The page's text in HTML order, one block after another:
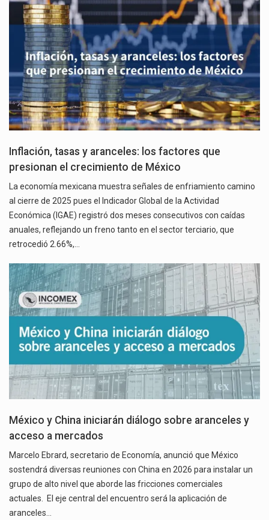
Inflación, tasas y aranceles: los factores que
presionan el crecimiento de México
La economía mexicana muestra señales de enfriamiento camino
al cierre de 2025 pues el Indicador Global de la Actividad
Económica (IGAE) registró dos meses consecutivos con caídas
anuales, reflejando un freno tanto en el sector terciario, que
retrocedió 2.66%,…
México y China iniciarán diálogo sobre aranceles y
acceso a mercados
Marcelo Ebrard, secretario de Economía, anunció que México
sostendrá diversas reuniones con China en 2026 para instalar un
grupo de alto nivel que aborde las fricciones comerciales
actuales. El eje central del encuentro será la aplicación de
aranceles…